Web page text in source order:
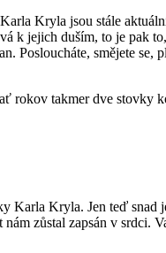
Kryla jsou stále
k jejich duším, to je pak
Posloucháte, smějete se,
rokov takmer dve stovky
Karla Kryla. Jen teď snad
zůstal zapsán v srdci.